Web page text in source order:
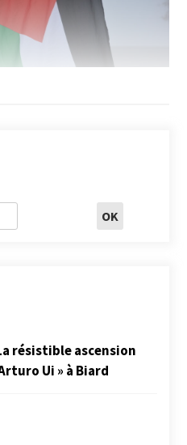
résistible ascension
Ui » à Biard